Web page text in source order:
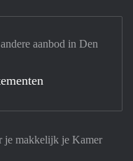
je makkelijk je Kamer
aanbod in Den